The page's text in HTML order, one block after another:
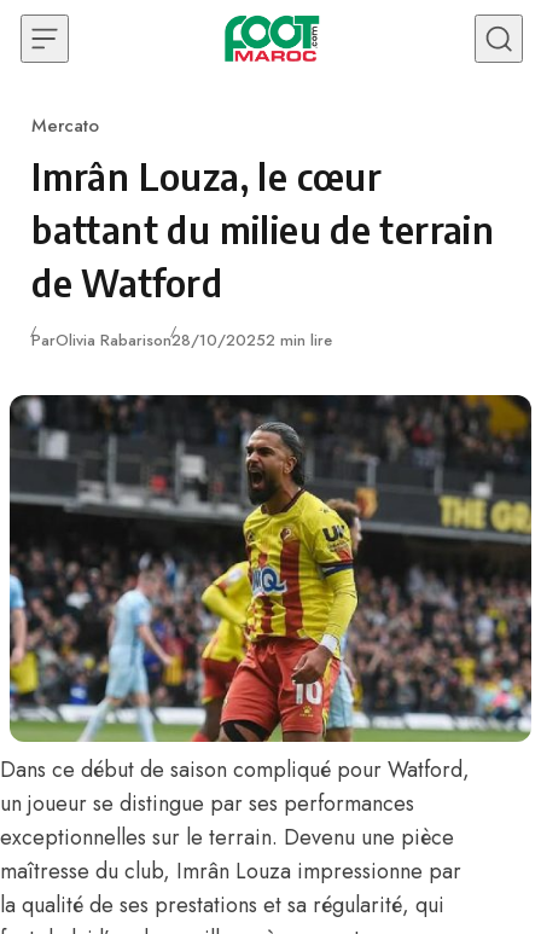
Skip to content
Category
Mercato
Imrân Louza, le cœur
battant du milieu de terrain
de Watford
ParOlivia RabarisonPublié
28/10/20252 min lire
Dans ce début de saison compliqué pour Watford,
un joueur se distingue par ses performances
exceptionnelles sur le terrain. Devenu une pièce
maîtresse du club, Imrân Louza impressionne par
la qualité de ses prestations et sa régularité, qui